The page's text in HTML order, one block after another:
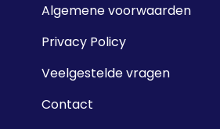
Algemene voorwaarden
Privacy Policy
Veelgestelde vragen
Contact